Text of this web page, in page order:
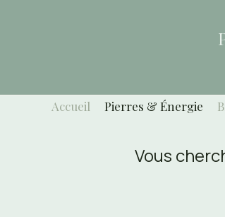
Vous
Accueil Pierres & Énergie